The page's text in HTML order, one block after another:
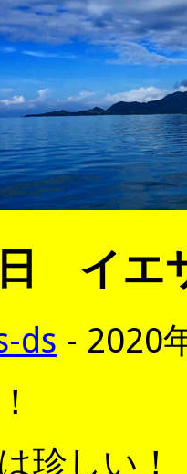
日 イエ
ds - 2020
珍しい！